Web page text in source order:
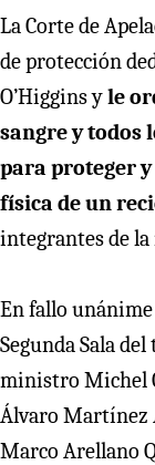
La Corte de
de protección
O’Higgins yle
sangre y todos
para proteger
física de un
integrantes de la
En fallo unánime
Segunda Sala
ministro Michel
Álvaro Martínez
Marco Arellano